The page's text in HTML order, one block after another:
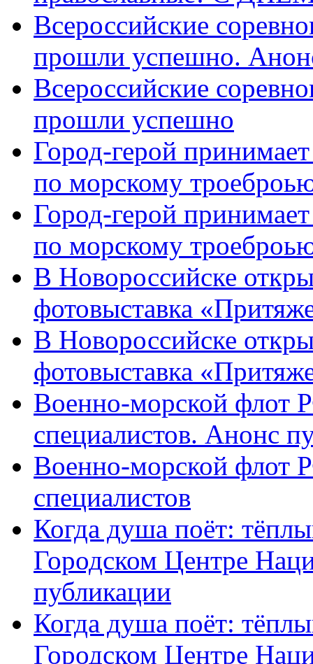
Всероссийские
прошли успешно.
Всероссийские
прошли успешно
Город-герой
по морскому
Город-герой
по морскому
В Новороссийске
фотовыставка
В Новороссийске
фотовыставка
Военно-морской флот
специалистов. Анонс
Военно-морской флот
специалистов
Когда душа поёт:
Городском Центре
публикации
Когда душа поёт:
Городском Центре